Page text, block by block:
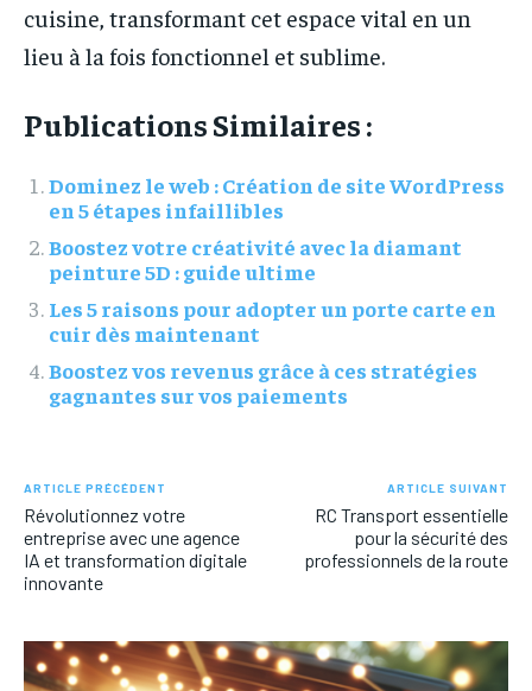
cuisine, transformant cet espace vital en un
lieu à la fois fonctionnel et sublime.
Publications Similaires :
Dominez le web : Création de site WordPress
en 5 étapes infaillibles
Boostez votre créativité avec la diamant
peinture 5D : guide ultime
Les 5 raisons pour adopter un porte carte en
cuir dès maintenant
Boostez vos revenus grâce à ces stratégies
gagnantes sur vos paiements
ARTICLE PRÉCÉDENT
Révolutionnez votre
entreprise avec une agence
IA et transformation digitale
innovante
ARTICLE SUIVANT
RC Transport essentielle
pour la sécurité des
professionnels de la route